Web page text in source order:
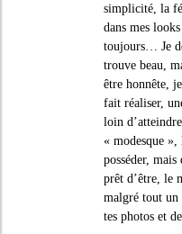
simplicité, la
dans mes
toujours… Je
trouve beau,
être honnête,
fait réaliser,
loin
« modesque
posséder, mais
prêt d’être, le
malgré tout un
tes photos et